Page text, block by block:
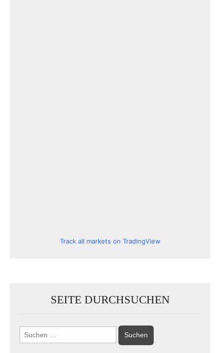
Track all markets on TradingView
SEITE DURCHSUCHEN
Suchen
nach: